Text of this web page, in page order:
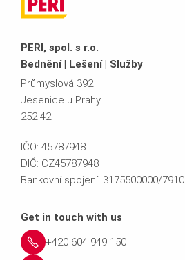
PERI, spol. s r.o.
Bednění | Lešení | Služby
Průmyslová 392
Jesenice u Prahy
252 42
IČO: 45787948
DIČ: CZ45787948
Bankovní spojení: 3175500000/7910
Get in touch with us
+420 604 949 150